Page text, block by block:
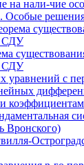
на нали-чие
Особые
СДУ
СДУ
уравнений с
Вронского)